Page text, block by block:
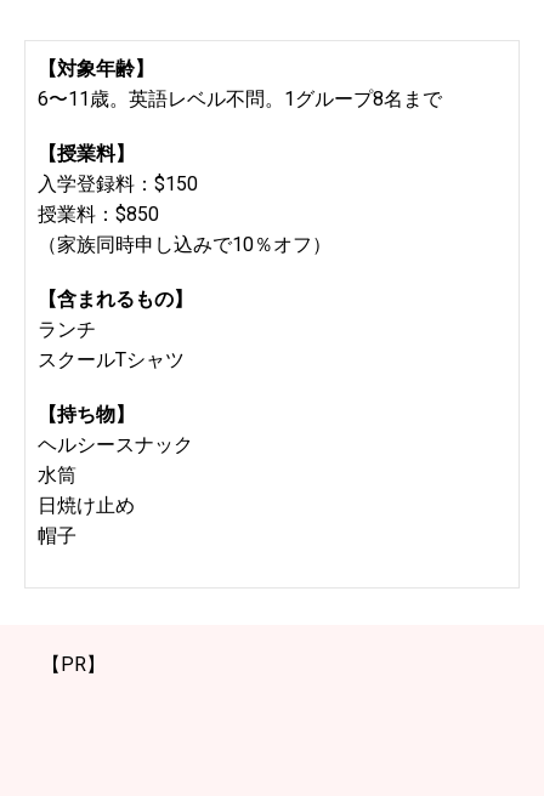
【対象年齢】
6〜11歳。英語レベル不問。1グループ8名まで
【授業料】
入学登録料：$150
授業料：$850
（家族同時申し込みで10％オフ）
【含まれるもの】
ランチ
スクールTシャツ
【持ち物】
ヘルシースナック
水筒
日焼け止め
帽子
【PR】